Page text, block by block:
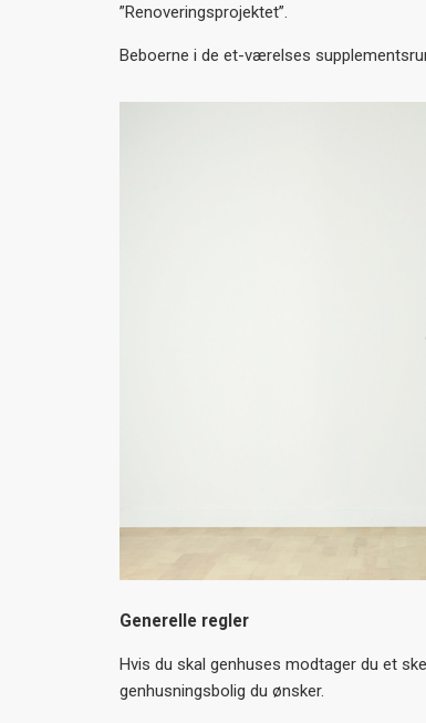
”Renoveringsprojektet”.
Beboerne i de et-værelses
Generelle regler
Hvis du skal genhuses modtager du et
genhusningsbolig du ønsker.